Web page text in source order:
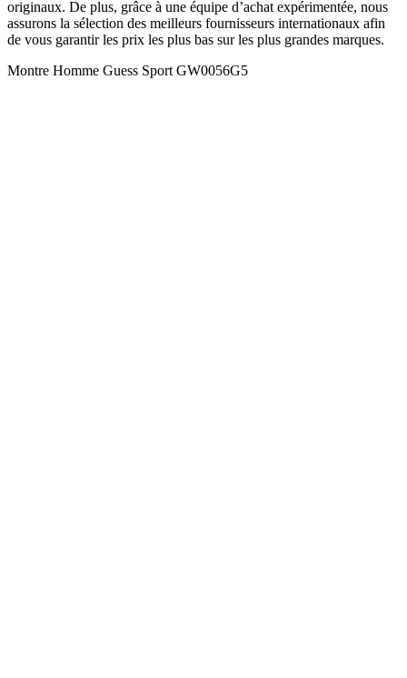
originaux. De plus, grâce à une équipe d’achat expérimentée, nous
assurons la sélection des meilleurs fournisseurs internationaux afin
de vous garantir les prix les plus bas sur les plus grandes marques.
Montre Homme Guess Sport GW0056G5